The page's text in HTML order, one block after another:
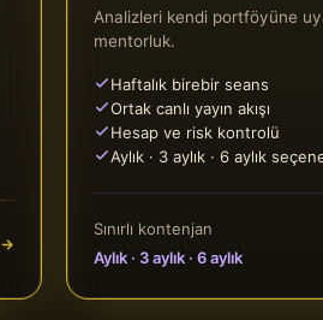
Analizleri kendi portföyüne
mentorluk.
Haftalık birebir seans
Ortak canlı yayın akışı
Hesap ve risk kontrolü
Aylık · 3 aylık · 6 aylık
Sınırlı kontenjan
Aylık · 3 aylık · 6 aylık